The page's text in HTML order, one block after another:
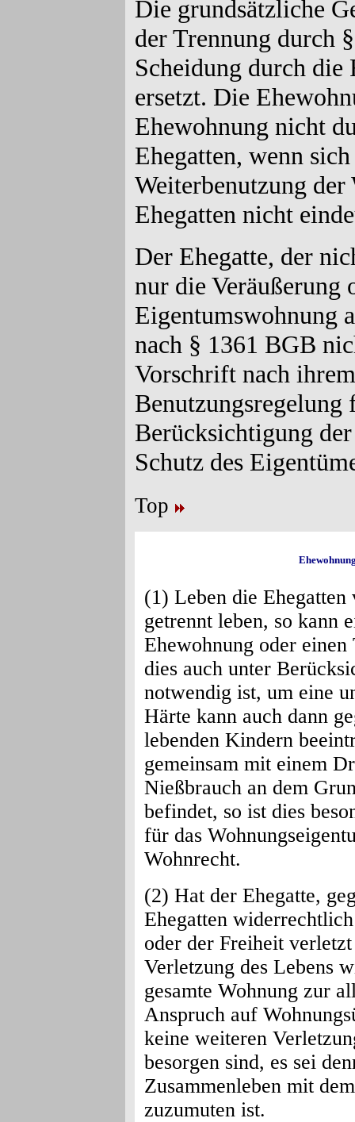
Die grundsätzliche
der Trennung durch
Scheidung durch die
ersetzt. Die
Ehewohnung nicht
Ehegatten, wenn
Weiterbenutzung
Ehegatten nicht
Der Ehegatte, der
nur die Veräußerung
Eigentumswohnung
nach § 1361 BGB
Vorschrift nach
Berücksichtigung
Schutz des
Top
(1) Leben die
getrennt leben, so kann
Ehewohnung oder
dies auch unter
notwendig ist, um eine
Härte kann auch dann
lebenden Kindern
gemeinsam mit einem
Nießbrauch an dem
befindet, so ist dies
für das
Wohnrecht.
(2) Hat der Ehegatte,
Ehegatten
oder der Freiheit
Verletzung des Lebens
gesamte Wohnung zur
Anspruch auf
keine weiteren
besorgen sind, es sei
Zusammenleben mit
zuzumuten ist.